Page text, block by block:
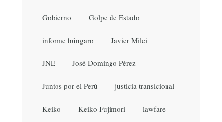
Gobierno Golpe de Estado
informe húngaro Javier Milei
JNE José Domingo Pérez
Juntos por el Perú justicia transicional
Keiko Keiko Fujimori lawfare